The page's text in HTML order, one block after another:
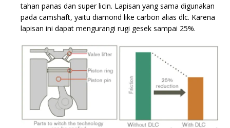
tahan panas dan super licin. Lapisan yang sama digunakan
pada camshaft, yaitu diamond like carbon alias dlc. Karena
lapisan ini dapat mengurangi rugi gesek sampai 25%.